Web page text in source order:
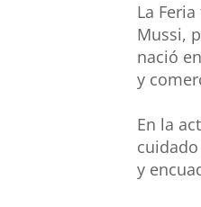
La Feria
Mussi,
nació
y
En la
y